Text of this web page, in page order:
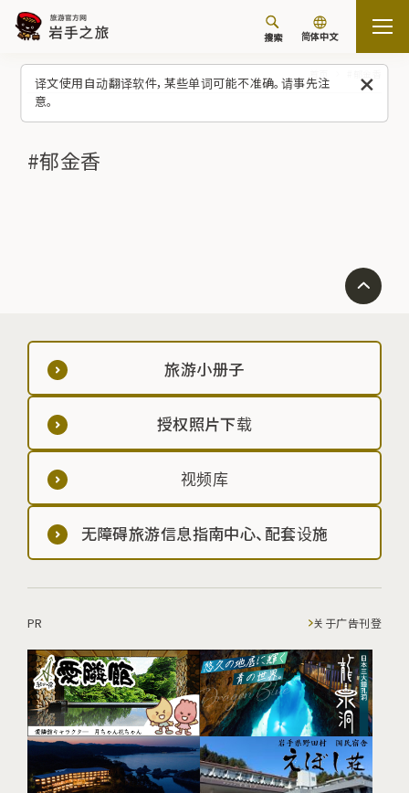
译文使用自动翻译软件，某些单词可能不准确。请事先注
意。
搜索 简体中文
#郁金香
旅游小册子
授权照片下载
视频库
无障碍旅游信息指南中心、配套设施
PR 关于广告刊登